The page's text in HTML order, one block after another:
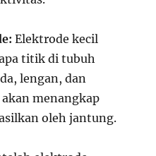
Elektrode kecil
titik di tubuh
lengan, dan
menangkap
oleh jantung.